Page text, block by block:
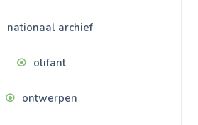
nationaal archief
olifant
ontwerpen